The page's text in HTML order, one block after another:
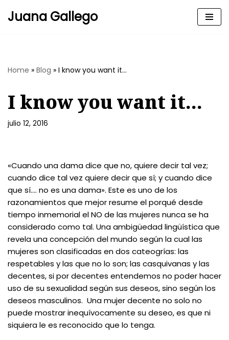
Juana Gallego
Home » Blog » I know you want it…
I know you want it…
julio 12, 2016
«Cuando una dama dice que no, quiere decir tal vez;
cuando dice tal vez quiere decir que sí; y cuando dice
que sí…. no es una dama». Este es uno de los
razonamientos que mejor resume el porqué desde
tiempo inmemorial el NO de las mujeres nunca se ha
considerado como tal. Una ambigüedad lingüística que
revela una concepción del mundo según la cual las
mujeres son clasificadas en dos cateogrías: las
respetables y las que no lo son; las casquivanas y las
decentes, si por decentes entendemos no poder hacer
uso de su sexualidad según sus deseos, sino según los
deseos masculinos. Una mujer decente no solo no
puede mostrar inequívocamente su deseo, es que ni
siquiera le es reconocido que lo tenga.